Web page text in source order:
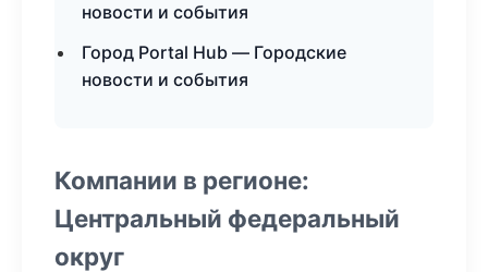
новости и события
Город Portal Hub — Городские
новости и события
Компании в регионе:
Центральный федеральный
округ